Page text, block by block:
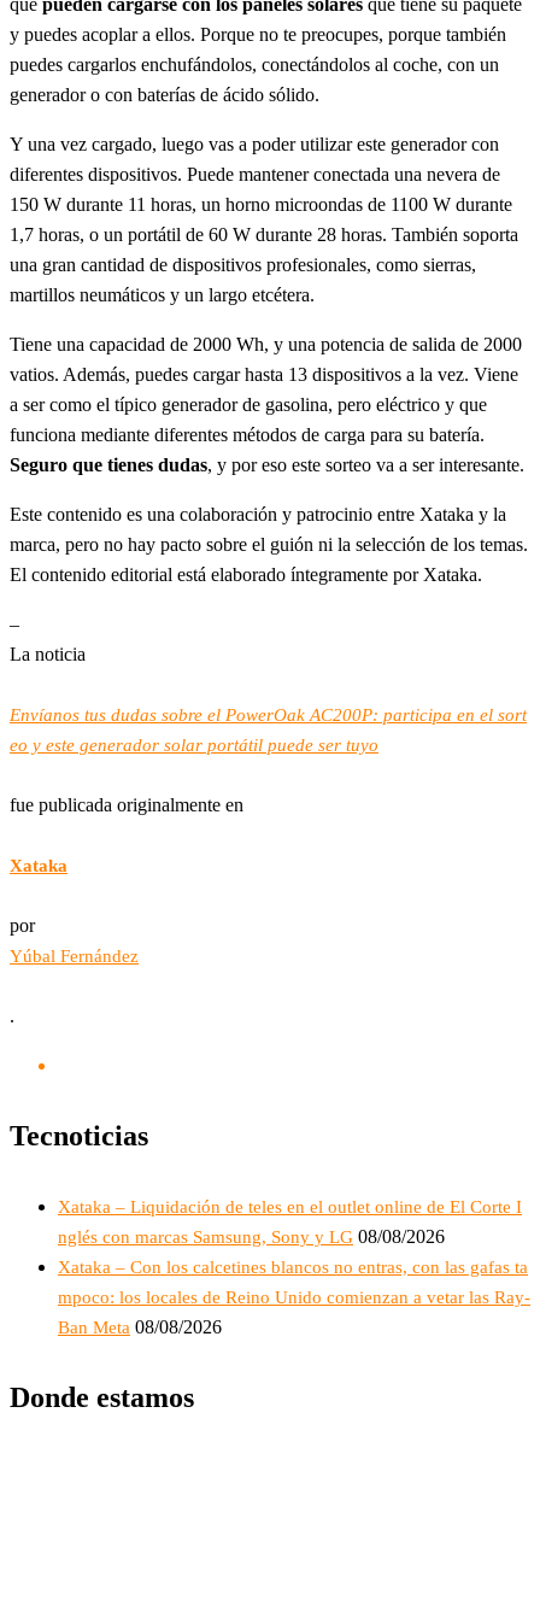
que pueden cargarse con los paneles solares que tiene su paquete
y puedes acoplar a ellos. Porque no te preocupes, porque también
puedes cargarlos enchufándolos, conectándolos al coche, con un
generador o con baterías de ácido sólido.
Y una vez cargado, luego vas a poder utilizar este generador con
diferentes dispositivos. Puede mantener conectada una nevera de
150 W durante 11 horas, un horno microondas de 1100 W durante
1,7 horas, o un portátil de 60 W durante 28 horas. También soporta
una gran cantidad de dispositivos profesionales, como sierras,
martillos neumáticos y un largo etcétera.
Tiene una capacidad de 2000 Wh, y una potencia de salida de 2000
vatios. Además, puedes cargar hasta 13 dispositivos a la vez. Viene
a ser como el típico generador de gasolina, pero eléctrico y que
funciona mediante diferentes métodos de carga para su batería.
Seguro que tienes dudas, y por eso este sorteo va a ser interesante.
Este contenido es una colaboración y patrocinio entre Xataka y la
marca, pero no hay pacto sobre el guión ni la selección de los temas.
El contenido editorial está elaborado íntegramente por Xataka.
–
La noticia
Envíanos tus dudas sobre el PowerOak AC200P: participa en el sort
eo y este generador solar portátil puede ser tuyo
fue publicada originalmente en
Xataka
por
Yúbal Fernández
.
Tecnoticias
Xataka – Liquidación de teles en el outlet online de El Corte I
nglés con marcas Samsung, Sony y LG 08/08/2026
Xataka – Con los calcetines blancos no entras, con las gafas ta
mpoco: los locales de Reino Unido comienzan a vetar las Ray-
Ban Meta 08/08/2026
Donde estamos